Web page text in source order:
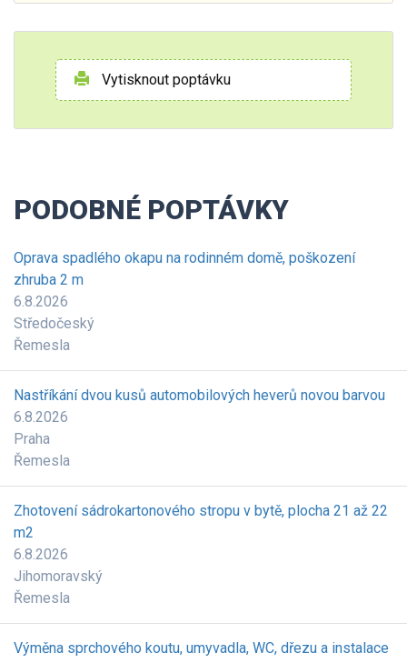
Vytisknout poptávku
PODOBNÉ POPTÁVKY
Oprava spadlého okapu na rodinném domě, poškození
zhruba 2 m
6.8.2026
Středočeský
Řemesla
Nastříkání dvou kusů automobilových heverů novou barvou
6.8.2026
Praha
Řemesla
Zhotovení sádrokartonového stropu v bytě, plocha 21 až 22
m2
6.8.2026
Jihomoravský
Řemesla
Výměna sprchového koutu, umyvadla, WC, dřezu a instalace